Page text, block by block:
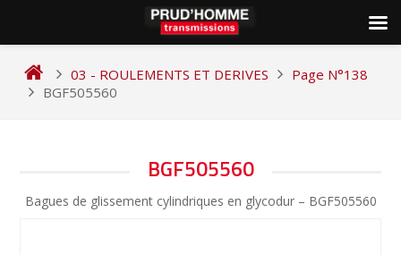
content
03 - ROULEMENTS ET DERIVES
Page N°138
BGF505560
BGF505560
Bagues de glissement cylindriques en glycodur – BGF505560
DE